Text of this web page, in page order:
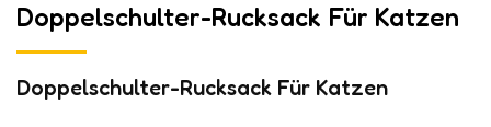
Doppelschulter-Rucksack Für Katzen
Doppelschulter-Rucksack Für Katzen